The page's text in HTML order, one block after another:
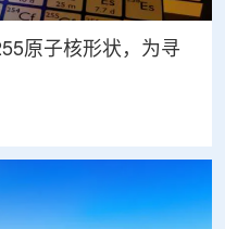
原子核形状，为寻